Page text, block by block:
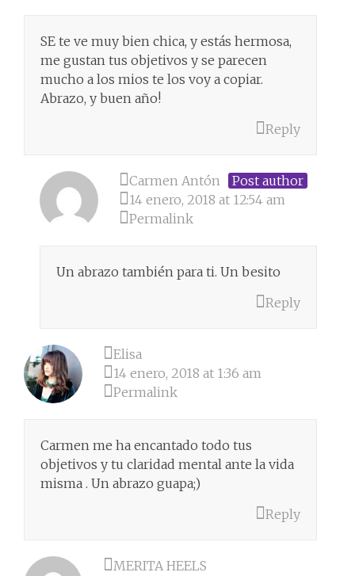
SE te ve muy bien chica, y estás hermosa,
me gustan tus objetivos y se parecen
mucho a los mios te los voy a copiar.
Abrazo, y buen año!
Reply
Carmen Antón
Post author
14 enero, 2018 at 12:54 am
Permalink
Un abrazo también para ti. Un besito
Reply
Elisa
14 enero, 2018 at 1:36 am
Permalink
Carmen me ha encantado todo tus
objetivos y tu claridad mental ante la vida
misma . Un abrazo guapa;)
Reply
MERITA HEELS